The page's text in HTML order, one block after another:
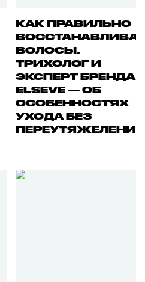
КАК ПРАВИЛЬНО
ВОЛОСЫ.
ТРИХОЛОГ И
ЭКСПЕРТ БРЕНДА
ELSEVE — ОБ
ОСОБЕННОСТЯХ
УХОДА БЕЗ
ПЕРЕУТЯЖЕЛЕНИЯ